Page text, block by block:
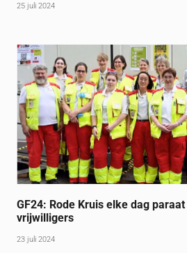
25 juli 2024
GF24: Rode Kruis elke dag
vrijwilligers
23 juli 2024